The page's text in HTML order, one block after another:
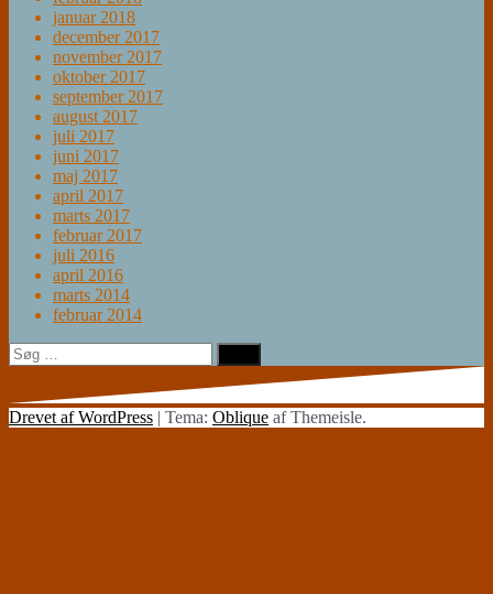
januar 2018
december 2017
november 2017
oktober 2017
september 2017
august 2017
juli 2017
juni 2017
maj 2017
april 2017
marts 2017
februar 2017
juli 2016
april 2016
marts 2014
februar 2014
Søg
efter:
Drevet af WordPress | Tema: Oblique af Themeisle.